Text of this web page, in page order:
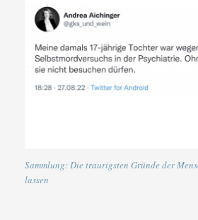
Sammlung: Die traurigsten Gründe der
lassen